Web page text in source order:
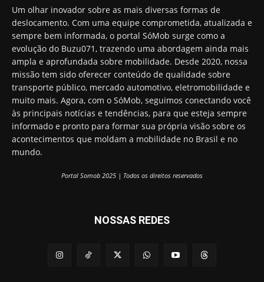
Um olhar inovador sobre as mais diversas formas de
deslocamento. Com uma equipe comprometida, atualizada e
sempre bem informada, o portal SóMob surge como a
evolução do Buzu071, trazendo uma abordagem ainda mais
ampla e aprofundada sobre mobilidade. Desde 2020, nossa
missão tem sido oferecer conteúdo de qualidade sobre
transporte público, mercado automotivo, eletromobilidade e
muito mais. Agora, com o SóMob, seguimos conectando você
às principais notícias e tendências, para que esteja sempre
informado e pronto para formar sua própria visão sobre os
acontecimentos que moldam a mobilidade no Brasil e no
mundo.
Portal Somob 2025 | Todos os direitos reservados
NOSSAS REDES